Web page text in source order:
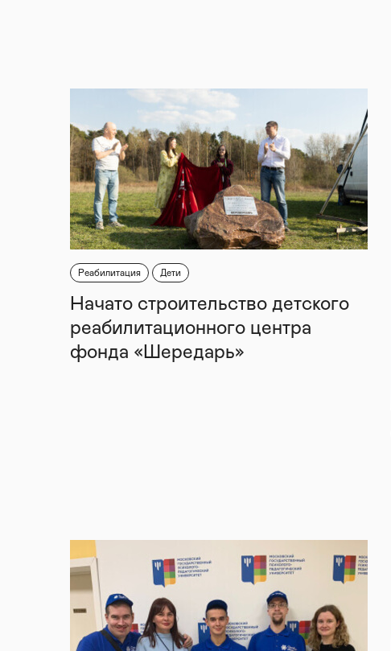
Реабилитация Дети
Начато строительство детского
реабилитационного центра
фонда «Шередарь»